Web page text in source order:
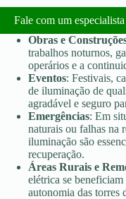
Fale com um especialista
Obras e
trabalhos noturnos,
operários e a
Eventos: Festivais,
de iluminação de
agradável e seguro
Emergências: Em
naturais ou falhas na
iluminação são
recuperação.
Áreas Rurais e
elétrica se
autonomia das torres